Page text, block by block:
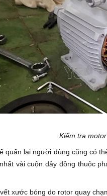
Kiểm tra
quấn lại người dùng cũng có
vài cuộn dây đồng thuộc
xước bóng do rotor quay